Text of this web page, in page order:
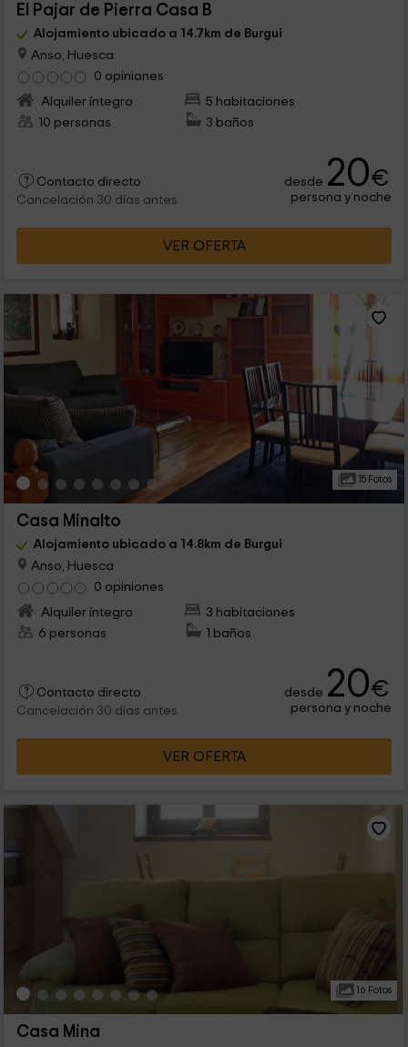
El Pajar de Pierra Casa B
Alojamiento ubicado a 14.7km de Burgui
Anso, Huesca
0 opiniones
Alquiler íntegro
5 habitaciones
10 personas
3 baños
Contacto directo
Cancelación 30 días antes
desde 20€
persona y noche
VER OFERTA
15 Fotos
Casa Minalto
Alojamiento ubicado a 14.8km de Burgui
Anso, Huesca
0 opiniones
Alquiler íntegro
3 habitaciones
6 personas
1 baños
Contacto directo
Cancelación 30 días antes
desde 20€
persona y noche
VER OFERTA
16 Fotos
Casa Mina